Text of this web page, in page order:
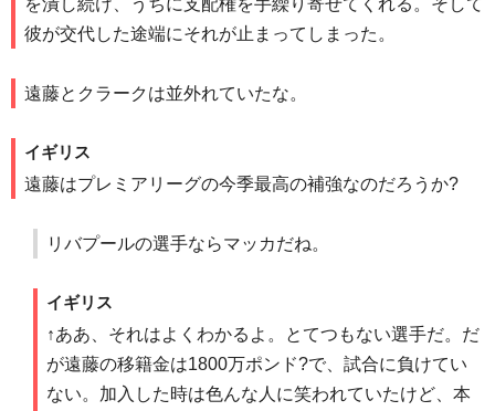
を潰し続け、うちに支配権を手繰り寄せてくれる。そして
彼が交代した途端にそれが止まってしまった。
遠藤とクラークは並外れていたな。
イギリス
遠藤はプレミアリーグの今季最高の補強なのだろうか?
リバプールの選手ならマッカだね。
イギリス
↑ああ、それはよくわかるよ。とてつもない選手だ。だ
が遠藤の移籍金は1800万ポンド?で、試合に負けてい
ない。加入した時は色んな人に笑われていたけど、本